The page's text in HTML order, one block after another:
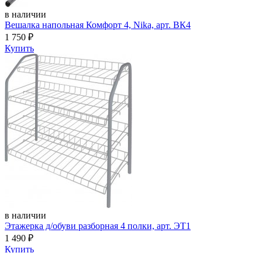
в наличии
Вешалка напольная Комфорт 4, Nika, арт. ВК4
1 750 ₽
Купить
в наличии
Этажерка д/обуви разборная 4 полки, арт. ЭТ1
1 490 ₽
Купить